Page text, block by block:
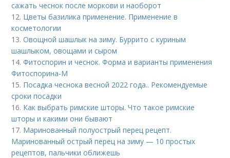
сажать чеснок после моркови и наоборот
12. Цветы базилика применение. Применение в
косметологии
13.Овощной шашлык на зиму. Буррито с куриным
шашлыком, овощами и сыром
14.Фитоспорин и чеснок. Форма и варианты применения
Фитоспорина-М
15. Посадка чеснока весной 2022 года.. Рекомендуемые
сроки посадки
16. Как выбрать римские шторы. Что такое римские
шторы и какими они бывают
17. Маринованный полуострый перец рецепт.
Маринованный острый перец на зиму — 10 простых
рецептов, пальчики оближешь